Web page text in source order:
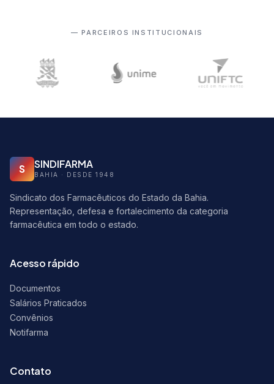
— PARCEIROS INSTITUCIONAIS
S SINDIFARMA
BAHIA · DESDE 1948
Sindicato dos Farmacêuticos do Estado da Bahia.
Representação, defesa e fortalecimento da categoria
farmacêutica em todo o estado.
Acesso rápido
Documentos
Salários Praticados
Convênios
Notifarma
Contato